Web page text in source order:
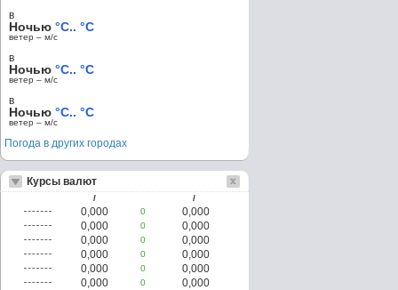
в
Ночью °C.. °C
ветер – м/c
в
Ночью °C.. °C
ветер – м/c
в
Ночью °C.. °C
ветер – м/c
Погода в других городах
Курсы валют
/ /
0,000 0
0,000
0,000
0
0,000
0,000
0
0,000
0,000
0
0,000
0,000
0
0,000
0,000
0
0,000